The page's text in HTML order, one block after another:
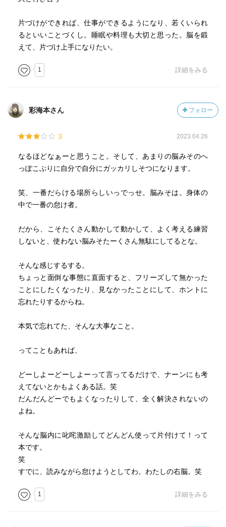
片づけができれば、仕事ができるようになり、若くいられ
るといいことづくし。睡眠や料理も大切と思った。脳を鍛
えて、片づけ上手になりたい。
1 詳細をみる
彩海本さん フォロー
3 2023.04.26
なるほどなぁーと思うこと。そして、あまりの脳みそのへ
っぽこぶりに自分で自分にガッカリしそつになります。
笑、一番だらける場所らしいっでっせ。脳みそは。身体の
中で一番の怠け者。
だから、こそたくさん動かして動かして、よく考える練習
しないと、使わない脳みそたーくさん無駄にしてるとな。
そんな感じするする。
ちょっと面倒な事態に直面すると、フリーズして無かった
ことにしたくなったり、見なかったことにして、ホントに
忘れたりするからね。
本気で忘れてた、そんな大事なこと。
ってこともあれば、
どーしよーどーしよーって言ってるだけで、ナーンにも考
えてないとかもよくある話。笑
だんだんどーでもよくなったりして、全く解決されないの
よね。
そんな脳内に叱咤激励してどんどん使って片付けて！って
本です。
笑
すでに、読みながら怠けようとしてわ。わたしの右脳。笑
1 詳細をみる